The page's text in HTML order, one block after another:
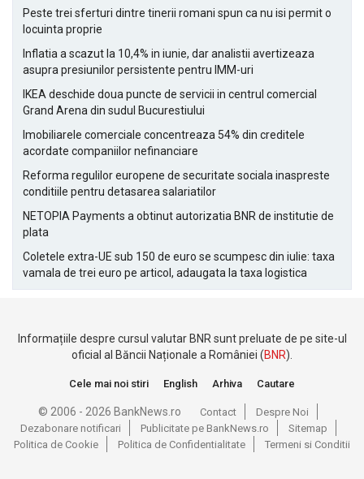
Peste trei sferturi dintre tinerii romani spun ca nu isi permit o
locuinta proprie
Inflatia a scazut la 10,4% in iunie, dar analistii avertizeaza
asupra presiunilor persistente pentru IMM-uri
IKEA deschide doua puncte de servicii in centrul comercial
Grand Arena din sudul Bucurestiului
Imobiliarele comerciale concentreaza 54% din creditele
acordate companiilor nefinanciare
Reforma regulilor europene de securitate sociala inaspreste
conditiile pentru detasarea salariatilor
NETOPIA Payments a obtinut autorizatia BNR de institutie de
plata
Coletele extra-UE sub 150 de euro se scumpesc din iulie: taxa
vamala de trei euro pe articol, adaugata la taxa logistica
Informațiile despre cursul valutar BNR sunt preluate de pe site-ul
oficial al Băncii Naționale a României (BNR).
Cele mai noi stiri English Arhiva Cautare
© 2006 - 2026 BankNews.ro Contact
Despre Noi
Dezabonare notificari
Publicitate pe BankNews.ro
Sitemap
Politica de Cookie
Politica de Confidentialitate Termeni si Conditii